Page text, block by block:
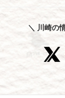
＼ 川崎の